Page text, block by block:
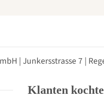
| Junkersstrasse 7 |
Klanten